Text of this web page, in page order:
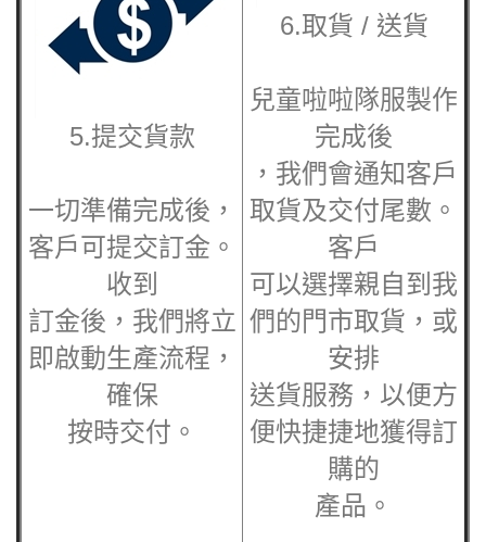
5.提交貨款
一切準備完成後，
客戶可提交訂金。
收到
訂金後，我們將立
即啟動生產流程，
確保
按時交付。
6.取貨 / 送貨
兒童啦啦隊服製作
完成後
，我們會通知客戶
取貨及交付尾數。
客戶
可以選擇親自到我
們的門市取貨，或
安排
送貨服務，以便方
便快捷捷地獲得訂
購的
產品。